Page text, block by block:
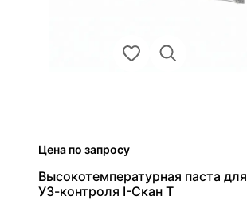
Цена по запросу
Высокотемпературная паста для
УЗ-контроля I-Скан Т